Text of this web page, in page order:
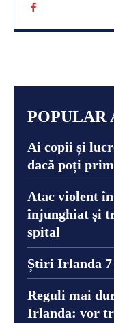
POPULAR
Ai copii și
dacă poți
Atac violent
înjunghiat și
spital
Știri Irlanda 7
Reguli mai
Irlanda: vor